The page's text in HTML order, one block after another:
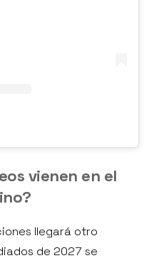
vienen en el
llegará otro
de 2027 se